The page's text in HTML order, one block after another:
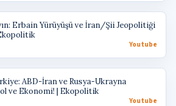
▶
Erbain Yürüyüşü ve İran/Şii Jeopolitiği
Youtube
▶
ABD-İran ve Rusya-Ukrayna
ve Ekonomi! | Ekopolitik
Youtube